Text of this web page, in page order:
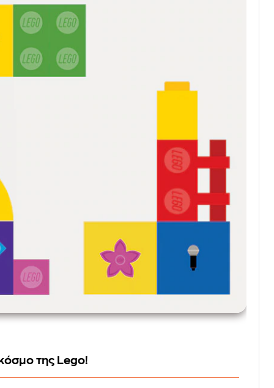
της Lego!